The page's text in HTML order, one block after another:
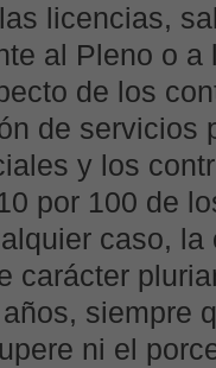
licencias,
al Pleno o
de los
de servicios
y los
por 100 de
caso,
carácter
siempre
ni el